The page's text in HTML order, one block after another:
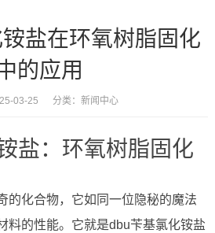
盐在环氧树脂固化
的应用
03-25 分类： 新闻中心
盐：环氧树脂固化
的化合物，它如同一位隐秘的魔法
料的性能。它就是dbu苄基氯化铵盐